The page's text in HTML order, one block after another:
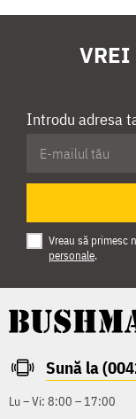
VREI
Introdu adresa
Vreau să primesc
personale.
Sună la
Lu – Vi: 8:00 – 17:00